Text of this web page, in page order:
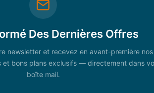
Des Dernières Offres
newsletter et recevez en avant-première nos
et bons plans exclusifs — directement dans
boîte mail.